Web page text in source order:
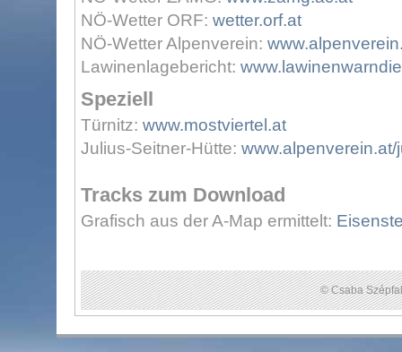
NÖ-Wetter ORF: wetter.orf.at
NÖ-Wetter Alpenverein:
Lawinenlagebericht:
Speziell
Türnitz: www.mostviertel.at
Julius-Seitner-Hütte:
Tracks zum Download
Grafisch aus der A-Map ermittelt:
© Csaba